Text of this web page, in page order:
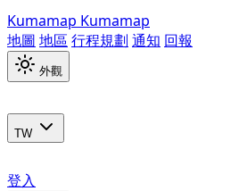
Kumamap Kumamap
地圖 地區 行程規劃 通知 回報
外觀
TW
登入